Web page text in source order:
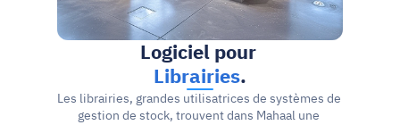
Logiciel pour
Librairies.
Les librairies, grandes utilisatrices de systèmes de
gestion de stock, trouvent dans Mahaal une